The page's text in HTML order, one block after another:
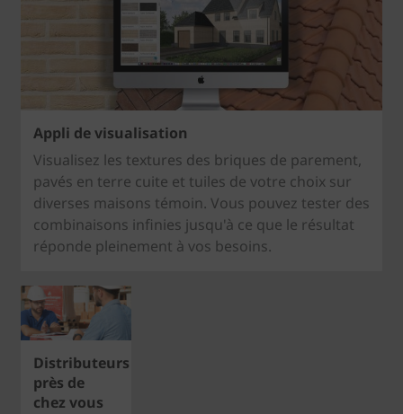
Appli de visualisation
Visualisez les textures des briques de parement,
pavés en terre cuite et tuiles de votre choix sur
diverses maisons témoin. Vous pouvez tester des
combinaisons infinies jusqu'à ce que le résultat
réponde pleinement à vos besoins.
Distributeurs
près de
chez vous